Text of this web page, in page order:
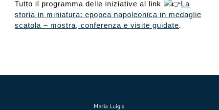
Tutto il programma delle iniziative al link
La
storia in miniatura: epopea napoleonica in medaglie
scatola – mostra, conferenza e visite guidate.